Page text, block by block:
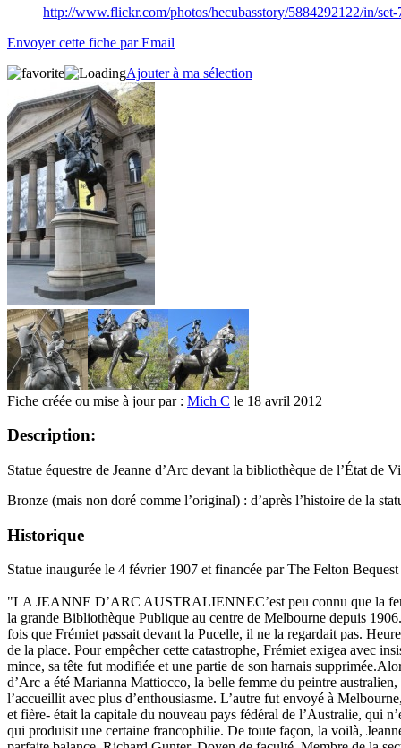
http://www.flickr.com/photos/hecubasstory/5884292122/in/
Envoyer cette fiche par Email
Ajouter à ma sélection
Fiche créée ou mise à jour par : Mich C le 18 avril 2012
Description:
Statue équestre de Jeanne d’Arc devant la bibliothèque de l’État de
Bronze (mais non doré comme l’original) : d’après l’histoire de la
Historique
Statue inaugurée le 4 février 1907 et financée par The Felton
"LA JEANNE D’ARC AUSTRALIENNEC’est peu connu que la
la grande Bibliothèque Publique au centre de Melbourne depuis
fois que Frémiet passait devant la Pucelle, il ne la regardait pas.
de la place. Pour empêcher cette catastrophe, Frémiet exigea avec
mince, sa tête fut modifiée et une partie de son harnais
d’Arc a été Marianna Mattiocco, la belle femme du peintre
l’accueillit avec plus d’enthousiasme. L’autre fut envoyé à
et fière- était la capitale du nouveau pays fédéral de l’Australie, qui
qui produisit une certaine francophilie. De toute façon, la voilà,